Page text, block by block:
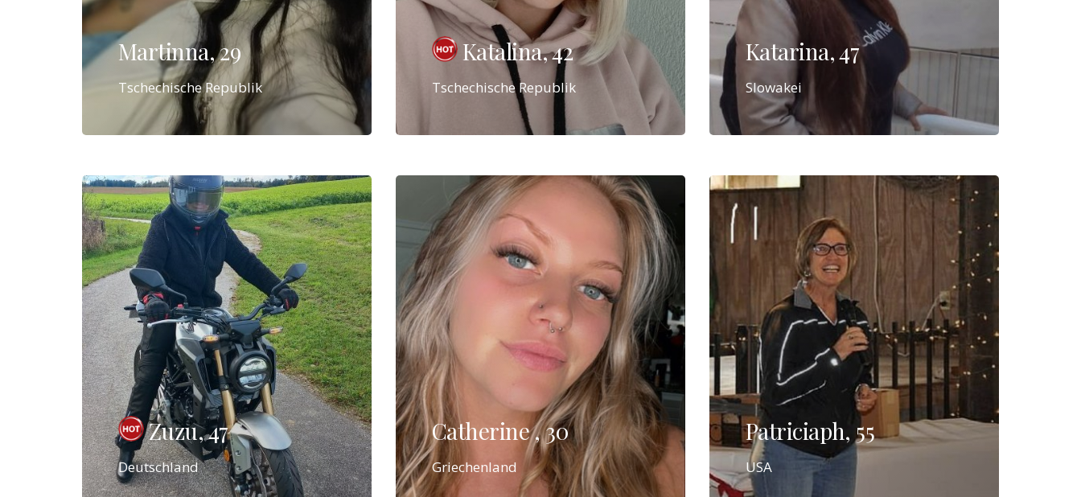
Martinna, 29
Tschechische Republik
Katalina, 42
Tschechische Republik
Katarina, 47
Slowakei
Zuzu, 47
Deutschland
Catherine , 30
Griechenland
Patriciaph, 55
USA